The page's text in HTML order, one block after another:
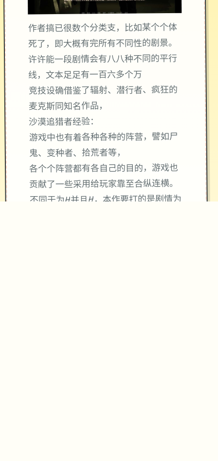
作者搞已很数个分类支，比如某个个体
死了，即大概有完所有不同性的剧景。
许许能一段剧情会有八八种不同的平行
线，文本足足有一百六多个万
竞技设确借鉴了辐射、潜行者、疯狂的
麦克斯同知名作品，
沙漠追猎者经验：
游戏中也有着各种各种的阵营，譬如尸
鬼、变种者、拾荒者等，
各个个阵营都有各自己的目的，游戏也
贡献了一些采用给玩家靠至合纵连横。
不同于为H并且H，本作要打的是剧情为